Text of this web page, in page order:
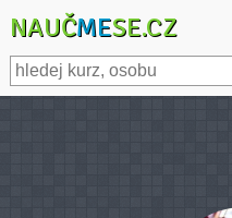
NAUČMESE.CZ